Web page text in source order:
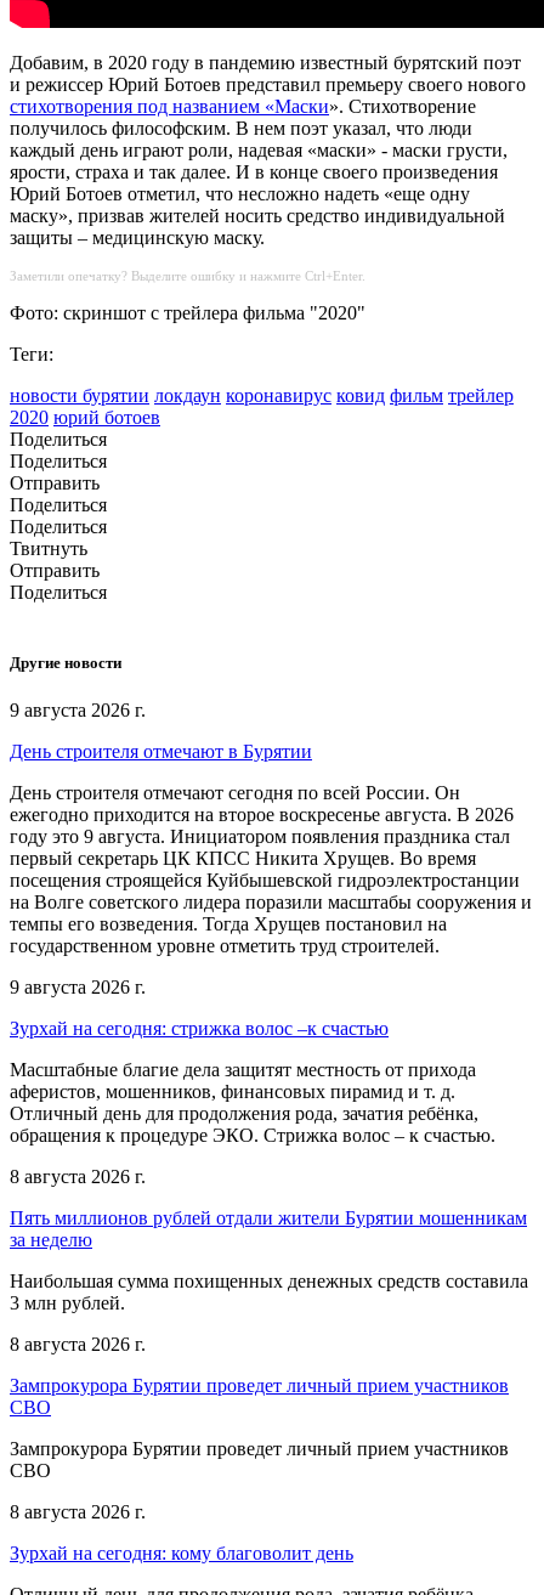
Добавим, в 2020 году в пандемию известный бурятский поэт
и режиссер Юрий Ботоев представил премьеру своего нового
стихотворения под названием «Маски». Стихотворение
получилось философским. В нем поэт указал, что люди
каждый день играют роли, надевая «маски» - маски грусти,
ярости, страха и так далее. И в конце своего произведения
Юрий Ботоев отметил, что несложно надеть «еще одну
маску», призвав жителей носить средство индивидуальной
защиты – медицинскую маску.
Заметили опечатку? Выделите ошибку и нажмите Ctrl+Enter.
Фото: скриншот с трейлера фильма "2020"
Теги:
новости бурятии локдаун коронавирус ковид фильм трейлер
2020 юрий ботоев
Поделиться
Поделиться
Отправить
Поделиться
Поделиться
Твитнуть
Отправить
Поделиться
Другие новости
9 августа 2026 г.
День строителя отмечают в Бурятии
День строителя отмечают сегодня по всей России. Он
ежегодно приходится на второе воскресенье августа. В 2026
году это 9 августа. Инициатором появления праздника стал
первый секретарь ЦК КПСС Никита Хрущев. Во время
посещения строящейся Куйбышевской гидроэлектростанции
на Волге советского лидера поразили масштабы сооружения и
темпы его возведения. Тогда Хрущев постановил на
государственном уровне отметить труд строителей.
9 августа 2026 г.
Зурхай на сегодня: стрижка волос –к счастью
Масштабные благие дела защитят местность от прихода
аферистов, мошенников, финансовых пирамид и т. д.
Отличный день для продолжения рода, зачатия ребёнка,
обращения к процедуре ЭКО. Стрижка волос – к счастью.
8 августа 2026 г.
Пять миллионов рублей отдали жители Бурятии мошенникам
за неделю
Наибольшая сумма похищенных денежных средств составила
3 млн рублей.
8 августа 2026 г.
Зампрокурора Бурятии проведет личный прием участников
СВО
Зампрокурора Бурятии проведет личный прием участников
СВО
8 августа 2026 г.
Зурхай на сегодня: кому благоволит день